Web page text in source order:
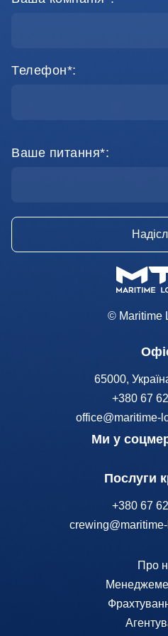
Телефон*:
Ваше питання*:
© Maritime
65000,
+380 67
office@maritime-
Ми у
Послуги
+380 67
Про